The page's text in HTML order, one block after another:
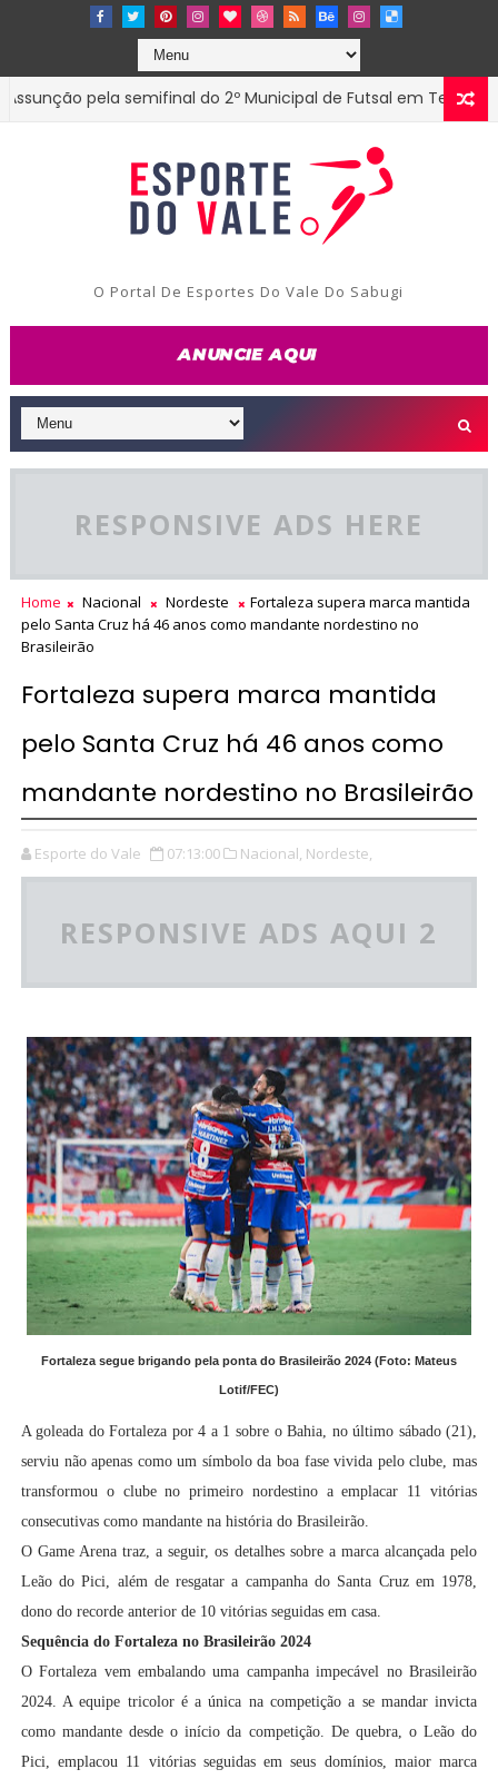
pela semifinal do 2º Municipal de Futsal em Tenório-PB
O Portal De Esportes Do Vale Do Sabugi
RESPONSIVE ADS HERE
Home Nacional Nordeste
Fortaleza supera marca mantida
pelo Santa Cruz há 46 anos como mandante nordestino no
Brasileirão
Fortaleza supera marca mantida
pelo Santa Cruz há 46 anos como
mandante nordestino no Brasileirão
Esporte do Vale 07:13:00 Nacional, Nordeste,
RESPONSIVE ADS AQUI 2
Fortaleza segue brigando pela ponta do Brasileirão 2024 (Foto: Mateus
Lotif/FEC)
A goleada do Fortaleza por 4 a 1 sobre o Bahia, no último sábado (21),
serviu não apenas como um símbolo da boa fase vivida pelo clube, mas
transformou o clube no primeiro nordestino a emplacar 11 vitórias
consecutivas como mandante na história do Brasileirão.
O Game Arena traz, a seguir, os detalhes sobre a marca alcançada pelo
Leão do Pici, além de resgatar a campanha do Santa Cruz em 1978,
dono do recorde anterior de 10 vitórias seguidas em casa.
Sequência do Fortaleza no Brasileirão 2024
O Fortaleza vem embalando uma campanha impecável no Brasileirão
2024. A equipe tricolor é a única na competição a se mandar invicta
como mandante desde o início da competição. De quebra, o Leão do
Pici, emplacou 11 vitórias seguidas em seus domínios, maior marca